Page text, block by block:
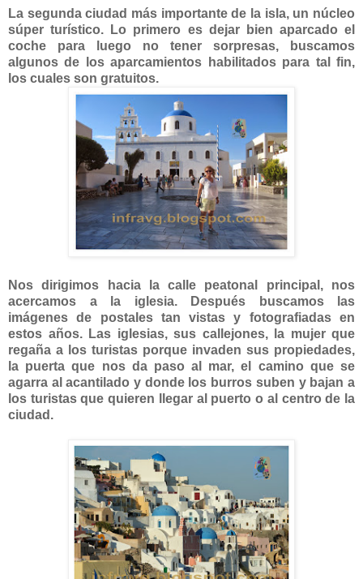
La segunda ciudad más importante de la isla, un núcleo
súper turístico. Lo primero es dejar bien aparcado el
coche para luego no tener sorpresas, buscamos
algunos de los aparcamientos habilitados para tal fin,
los cuales son gratuitos.
Nos dirigimos hacia la calle peatonal principal, nos
acercamos a la iglesia. Después buscamos las
imágenes de postales tan vistas y fotografiadas en
estos años. Las iglesias, sus callejones, la mujer que
regaña a los turistas porque invaden sus propiedades,
la puerta que nos da paso al mar, el camino que se
agarra al acantilado y donde los burros suben y bajan a
los turistas que quieren llegar al puerto o al centro de la
ciudad.